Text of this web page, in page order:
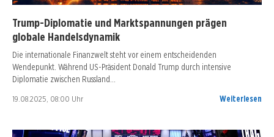
Trump-Diplomatie und Marktspannungen prägen
globale Handelsdynamik
Die internationale Finanzwelt steht vor einem entscheidenden
Wendepunkt. Während US-Präsident Donald Trump durch intensive
Diplomatie zwischen Russland…
19.08.2025, 08:00 Uhr Weiterlesen